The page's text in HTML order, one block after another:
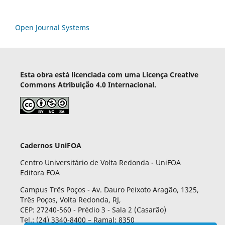
Open Journal Systems
Esta obra está licenciada com uma Licença Creative
Commons Atribuição 4.0 Internacional.
Cadernos UniFOA
Centro Universitário de Volta Redonda - UniFOA
Editora FOA
Campus Três Poços - Av. Dauro Peixoto Aragão, 1325,
Três Poços, Volta Redonda, RJ,
CEP: 27240-560 - Prédio 3 - Sala 2 (Casarão)
Tel.: (24) 3340-8400 – Ramal: 8350